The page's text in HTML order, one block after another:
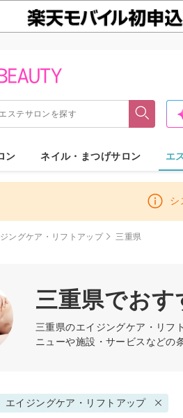
ン ネイル・まつげサロン エ
シ
ングケア・リフトアップ 三重県
三重県でお
三重県のエイジングケア・リフ
ニューや施設・サービスなどの
エイジングケア・リフトアップ